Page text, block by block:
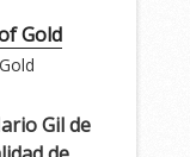
Gil de